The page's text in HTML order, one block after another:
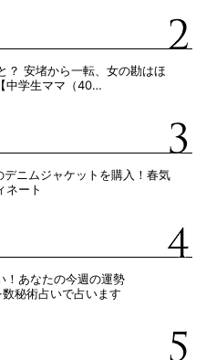
？ 安堵から一転、女の勘はほ
中学生ママ（40…
デニムジャケットを購入！春気
ネート
！あなたの今週の運勢
秘術占いで占います